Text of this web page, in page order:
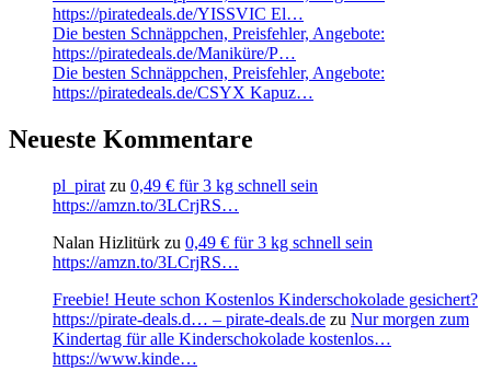
https://piratedeals.de/YISSVIC El…
Die besten Schnäppchen, Preisfehler, Angebote:
https://piratedeals.de/Maniküre/P…
Die besten Schnäppchen, Preisfehler, Angebote:
https://piratedeals.de/CSYX Kapuz…
Neueste Kommentare
pl_pirat zu 0,49 € für 3 kg schnell sein
https://amzn.to/3LCrjRS…
Nalan Hizlitürk zu 0,49 € für 3 kg schnell sein
https://amzn.to/3LCrjRS…
Freebie! Heute schon Kostenlos Kinderschokolade gesichert?
https://pirate-deals.d… – pirate-deals.de zu Nur morgen zum
Kindertag für alle Kinderschokolade kostenlos…
https://www.kinde…